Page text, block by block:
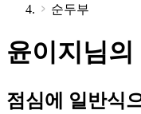
순두부
윤이지님
점심에 일반식